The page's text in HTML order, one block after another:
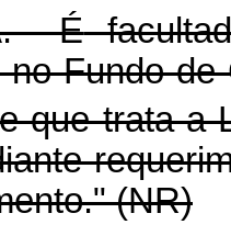
É
no Fundo de
que trata a
(NR)